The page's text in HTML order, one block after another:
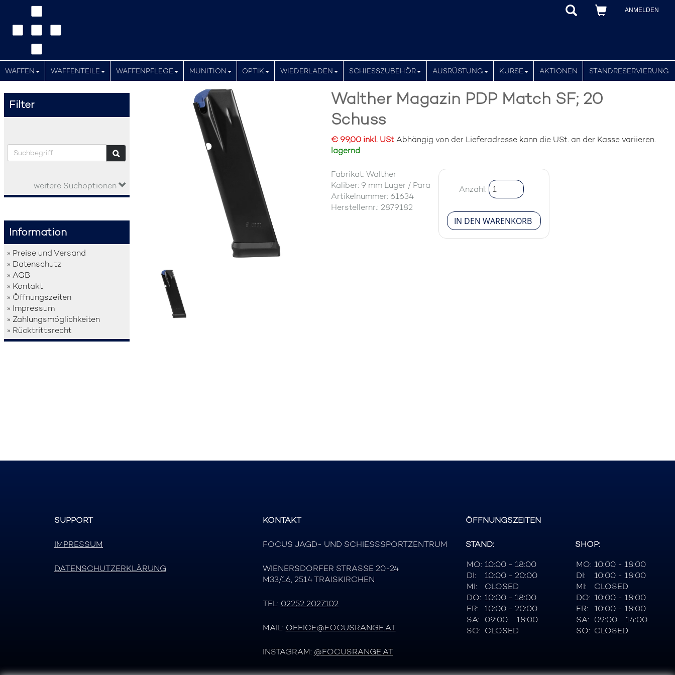
ANMELDEN
WAFFEN WAFFENTEILE WAFFENPFLEGE MUNITION OPTIK WIEDERLADEN SCHIESSZUBEHÖR AUSRÜSTUNG KURSE AKTIONEN STANDRESERVIERUNG
Filter
weitere Suchoptionen
Information
» Preise und Versand
» Datenschutz
» AGB
» Kontakt
» Öffnungszeiten
» Impressum
» Zahlungsmöglichkeiten
» Rücktrittsrecht
Walther Magazin PDP Match SF; 20
Schuss
€ 99,00 inkl. UStAbhängig von der Lieferadresse kann die USt. an der Kasse variieren.
lagernd
Fabrikat: Walther
Kaliber: 9 mm Luger / Para
Artikelnummer: 61634
Herstellernr.: 2879182
Anzahl:
SUPPORT
IMPRESSUM
DATENSCHUTZERKLÄRUNG
KONTAKT
FOCUS JAGD- UND SCHIESSSPORTZENTRUM
WIENERSDORFER STRASSE 20-24
M33/16, 2514 TRAISKIRCHEN
TEL: 02252 2027102
MAIL: OFFICE@FOCUSRANGE.AT
INSTAGRAM: @FOCUSRANGE.AT
ÖFFNUNGSZEITEN
STAND:
MO: 10:00 - 18:00
DI:
10:00 - 20:00
MI:
CLOSED
DO: 10:00 - 18:00
FR:
10:00 - 20:00
SA: 09:00 - 18:00
SO: CLOSED
SHOP:
MO: 10:00 - 18:00
DI:
10:00 - 18:00
MI:
CLOSED
DO: 10:00 - 18:00
FR:
10:00 - 18:00
SA: 09:00 - 14:00
SO: CLOSED